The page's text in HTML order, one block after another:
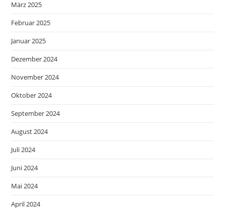
März 2025
Februar 2025
Januar 2025
Dezember 2024
November 2024
Oktober 2024
September 2024
August 2024
Juli 2024
Juni 2024
Mai 2024
April 2024